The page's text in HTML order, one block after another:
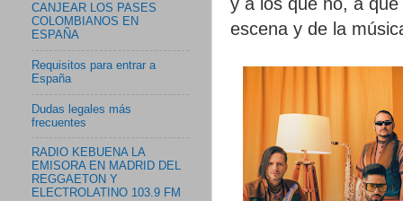
escena y de la
CANJEAR LOS PASES
COLOMBIANOS EN
ESPAÑA
Requisitos para entrar a
España
Dudas legales más
frecuentes
RADIO KEBUENA LA
EMISORA EN MADRID DEL
REGGAETON Y
ELECTROLATINO 103.9 FM